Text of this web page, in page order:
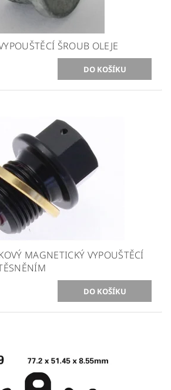
ŠROUB OLEJE
MAGNETICKÝ VYPOUŠTĚCÍ